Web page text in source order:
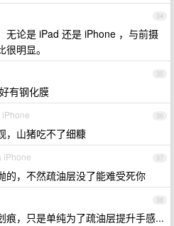
34
无论是 iPad 还是 iPhone ，与前摄
明显。
35
有钢化膜
36
iPhone
，山猪吃不了细糠
37
iPhone
的，不然疏油层没了能难受死你
38
痕，只是单纯为了疏油层提升手感...